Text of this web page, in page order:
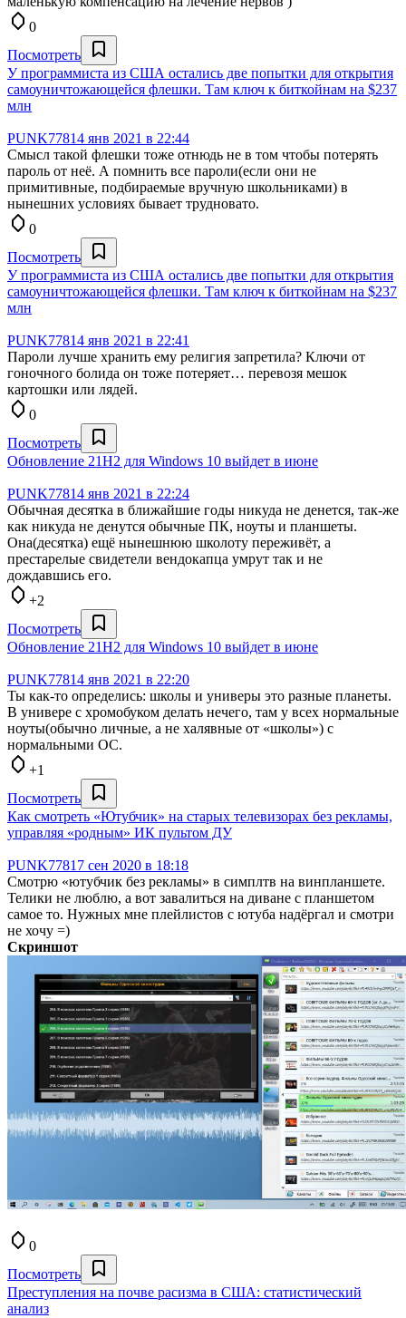
0
Посмотреть
У программиста из США остались две попытки для открытия
самоуничтожающейся флешки. Там ключ к биткойнам на $237
млн
PUNK77814 янв 2021 в 22:44
Смысл такой флешки тоже отнюдь не в том чтобы потерять
пароль от неё. А помнить все пароли(если они не
примитивные, подбираемые вручную школьниками) в
нынешних условиях бывает трудновато.
0
Посмотреть
У программиста из США остались две попытки для открытия
самоуничтожающейся флешки. Там ключ к биткойнам на $237
млн
PUNK77814 янв 2021 в 22:41
Пароли лучше хранить ему религия запретила? Ключи от
гоночного болида он тоже потеряет… перевозя мешок
картошки или лядей.
0
Посмотреть
Обновление 21H2 для Windows 10 выйдет в июне
PUNK77814 янв 2021 в 22:24
Обычная десятка в ближайшие годы никуда не денется, так-же
как никуда не денутся обычные ПК, ноуты и планшеты.
Она(десятка) ещё нынешнюю школоту переживёт, а
престарелые свидетели вендокапца умрут так и не
дождавшись его.
+2
Посмотреть
Обновление 21H2 для Windows 10 выйдет в июне
PUNK77814 янв 2021 в 22:20
Ты как-то определись: школы и универы это разные планеты.
В универе с хромобуком делать нечего, там у всех нормальные
ноуты(обычно личные, а не халявные от «школы») с
нормальными ОС.
+1
Посмотреть
Как смотреть «Ютубчик» на старых телевизорах без рекламы,
управляя «родным» ИК пультом ДУ
PUNK77817 сен 2020 в 18:18
Смотрю «ютубчик без рекламы» в симплтв на винпланшете.
Телики не люблю, а вот завалиться на диване с планшетом
самое то. Нужных мне плейлистов с ютуба надёргал и смотри
не хочу =)
Скриншот
0
Посмотреть
Преступления на почве расизма в США: статистический
анализ